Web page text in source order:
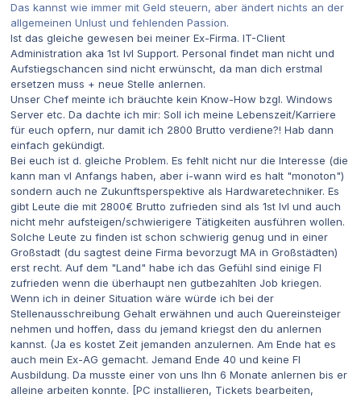
Das kannst wie immer mit Geld steuern, aber ändert nichts an der
allgemeinen Unlust und fehlenden Passion.
Ist das gleiche gewesen bei meiner Ex-Firma. IT-Client
Administration aka 1st lvl Support. Personal findet man nicht und
Aufstiegschancen sind nicht erwünscht, da man dich erstmal
ersetzen muss + neue Stelle anlernen.
Unser Chef meinte ich bräuchte kein Know-How bzgl. Windows
Server etc. Da dachte ich mir: Soll ich meine Lebenszeit/Karriere
für euch opfern, nur damit ich 2800 Brutto verdiene?! Hab dann
einfach gekündigt.
Bei euch ist d. gleiche Problem. Es fehlt nicht nur die Interesse (die
kann man vl Anfangs haben, aber i-wann wird es halt "monoton")
sondern auch ne Zukunftsperspektive als Hardwaretechniker. Es
gibt Leute die mit 2800€ Brutto zufrieden sind als 1st lvl und auch
nicht mehr aufsteigen/schwierigere Tätigkeiten ausführen wollen.
Solche Leute zu finden ist schon schwierig genug und in einer
Großstadt (du sagtest deine Firma bevorzugt MA in Großstädten)
erst recht. Auf dem "Land" habe ich das Gefühl sind einige FI
zufrieden wenn die überhaupt nen gutbezahlten Job kriegen.
Wenn ich in deiner Situation wäre würde ich bei der
Stellenausschreibung Gehalt erwähnen und auch Quereinsteiger
nehmen und hoffen, dass du jemand kriegst den du anlernen
kannst. (Ja es kostet Zeit jemanden anzulernen. Am Ende hat es
auch mein Ex-AG gemacht. Jemand Ende 40 und keine FI
Ausbildung. Da musste einer von uns Ihn 6 Monate anlernen bis er
alleine arbeiten konnte. [PC installieren, Tickets bearbeiten,